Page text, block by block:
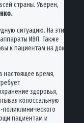
страны. Уверен,
ситуацию. На эти
ИВЛ. Также
к пациентам на дом
настоящее время,
здоровья,
колоссальную
поликлинического
пациентам и